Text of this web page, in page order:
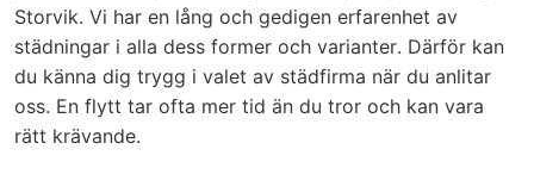
✔In & utvändig våttorkning.
✔ Glas i luckan rengörs.
Möbler
(Missfärgning av fogar kan ha uppstått om
detta inte underhållits under tiden du bott i
bostaden, detta går inte bort vid normal
rengöring.)
Storvik. Vi har en lång och gedigen erfarenhet av
städningar i alla dess former och varianter. Därför kan
du känna dig trygg i valet av städfirma när du anlitar
oss. En flytt tar ofta mer tid än du tror och kan vara
rätt krävande.